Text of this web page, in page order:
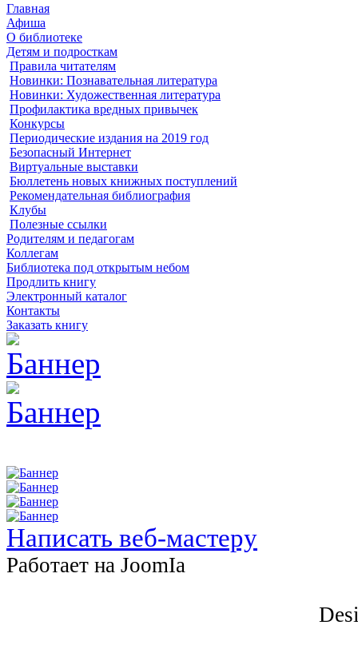
Главная
Афиша
О библиотеке
Детям и подросткам
Правила читателям
Новинки: Познавательная литература
Новинки: Художественная литература
Профилактика вредных привычек
Конкурсы
Периодические издания на 2019 год
Безопасный Интернет
Виртуальные выставки
Бюллетень новых книжных поступлений
Рекомендательная библиография
Клубы
Полезные ссылки
Родителям и педагогам
Коллегам
Библиотека под открытым небом
Продлить книгу
Электронный каталог
Контакты
Заказать книгу
Написать веб-мастеру
Работает на JоomIа